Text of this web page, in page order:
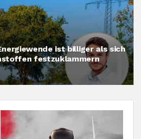
ist billiger als sich
festzuklammern